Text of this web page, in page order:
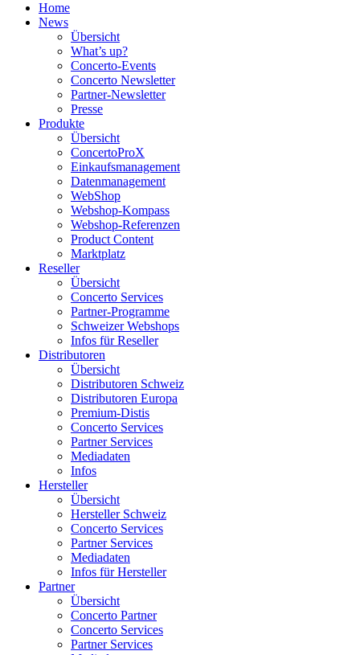
Home
News
Übersicht
What’s up?
Concerto-Events
Concerto Newsletter
Partner-Newsletter
Presse
Produkte
Übersicht
ConcertoProX
Einkaufsmanagement
Datenmanagement
WebShop
Webshop-Kompass
Webshop-Referenzen
Product Content
Marktplatz
Reseller
Übersicht
Concerto Services
Partner-Programme
Schweizer Webshops
Infos für Reseller
Distributoren
Übersicht
Distributoren Schweiz
Distributoren Europa
Premium-Distis
Concerto Services
Partner Services
Mediadaten
Infos
Hersteller
Übersicht
Hersteller Schweiz
Concerto Services
Partner Services
Mediadaten
Infos für Hersteller
Partner
Übersicht
Concerto Partner
Concerto Services
Partner Services